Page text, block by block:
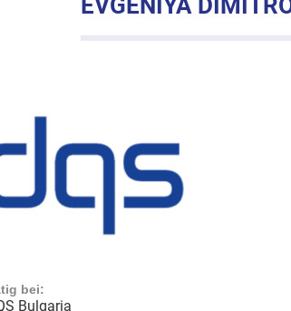
EVGENIYA
bei:
Bulgaria